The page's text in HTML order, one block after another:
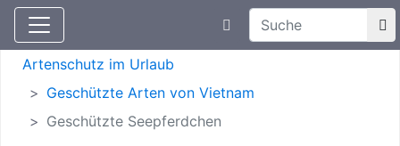
Aktuelle Meldungen
Suchtexteingabe
Artenschutz
Artenschutz im Urlaub
Geschützte Arten von Vietnam
Geschützte Seepferdchen